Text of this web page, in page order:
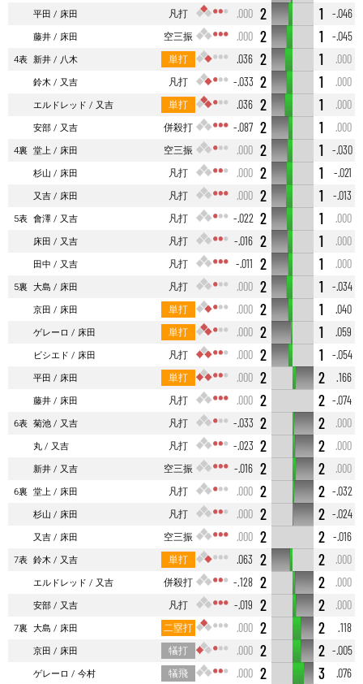
平田 床田 凡打 .000 2 1
-.046
藤井
床田 空三振 .000 2 1
-.045
4表 新井 八木 単打 .036 2 1
.000
鈴木
又吉 凡打 -.033 2 1
.000
エルドレッド
又吉 単打 .036 2 1
.000
安部
又吉 併殺打 -.087 2 1
.000
4裏 堂上 床田 空三振 .000 2 1
-.030
杉山
床田 凡打 .000 2 1
-.021
又吉
床田 凡打 .000 2 1
-.013
5表 會澤 又吉 凡打 -.022 2 1
.000
床田
又吉 凡打 -.016 2 1
.000
田中
又吉 凡打 -.011 2 1
.000
5裏 大島 床田 凡打 .000 2 1
-.034
京田
床田 単打 .000 2 1
.040
ゲレーロ
床田 単打 .000 2 1
.059
ビシエド
床田 凡打 .000 2 1
-.054
平田
床田 単打 .000 2 2
.166
藤井
床田 凡打 .000 2 2 -.074
6表 菊池 又吉 凡打 -.033 2 2
.000
丸
又吉 凡打 -.023 2 2
.000
新井
又吉 空三振 -.016 2 2
.000
6裏 堂上 床田 凡打 .000 2 2 -.032
杉山
床田 凡打 .000 2 2 -.024
又吉
床田 空三振 .000 2 2
-.016
7表 鈴木 又吉 単打 .063 2 2
.000
エルドレッド
又吉 併殺打 -.128 2 2
.000
安部
又吉 凡打 -.019 2 2
.000
7裏 大島 床田 二塁打 .000 2 2
.118
京田
床田 犠打 .000 2 2 -.005
ゲレーロ
今村 犠飛 .000 2 3
.076